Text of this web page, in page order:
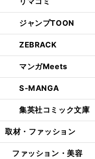
ジャンプTOON
ZEBRACK
マンガMeets
S-MANGA
集英社コミック文庫
取材・ファッション
ファッション・美容